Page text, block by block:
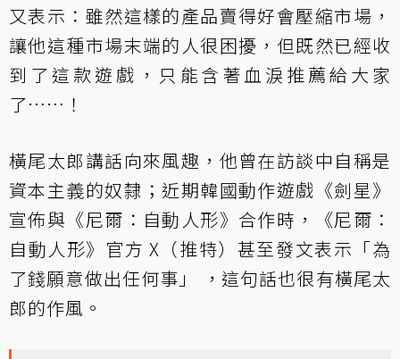
又表示：雖然這樣的產品賣得好會壓縮市場，
讓他這種市場末端的人很困擾，但既然已經收
到了這款遊戲，只能含著血淚推薦給大家
了……！
橫尾太郎講話向來風趣，他曾在訪談中自稱是
資本主義的奴隸；近期韓國動作遊戲《劍星》
宣佈與《尼爾：自動人形》合作時，《尼爾：
自動人形》官方 X（推特）甚至發文表示「為
了錢願意做出任何事」 ，這句話也很有橫尾太
郎的作風。